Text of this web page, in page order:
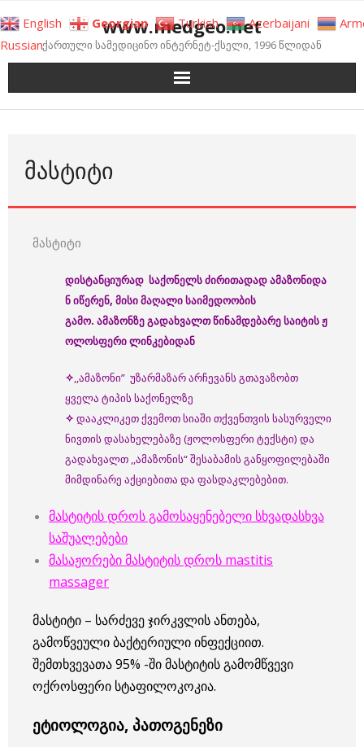
to
content
www.medgeo.net
ქართული სამედიცინო ინტერნეტ-ქსელი, 1996 წლიდან
ᲛᲐᲡᲢᲘᲢᲘ
მასტიტი
დისტანციურად საქონელსძირითადადამაზონიდა
ნიწერენ, მისი მაღალი საიმედოობის
გამო. ამაზონზეგადახვალთწინამდებარესაიტისჟ
ოლოსფერილინკებიდან
✧,,ამაზონი” უზარმაზარ არჩევანს გთავაზობთ
ყველა ტიპის საქონელზე
✧ დააკლიკეთ ქვემოთ სიაში თქვენთვის სასურველი
ნივთის დასახელებაზე (ჟოლოსფერი ტექსტი) და
გადახვალთ ,,ამაზონის“ შესაბამის განყოფილებაში
მიმდინარე აქციებითა და ფასდაკლებებით.
მასტიტის დროს გამოსაყენებელი სხვადასხვა
საშუალებები
მასაჟორები მასტიტის დროს mastitis
massager
მასტიტი – სარძევე ჯირკვლის ანთება,
გამოწვეული ბაქტერიული ინფექციით.
შემთხვევათა 95% -ში მასტიტის გამომწვევი
ოქროსფერი სტაფილოკოკია.
ეტიოლოგია, პათოგენეზი
English Georgian Turkish Azerbaijani
Russian